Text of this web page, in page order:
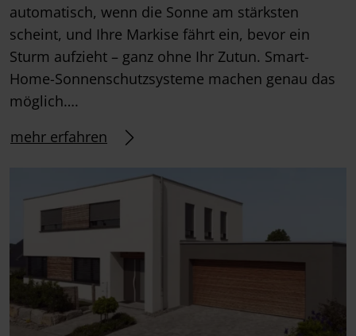
automatisch, wenn die Sonne am stärksten
scheint, und Ihre Markise fährt ein, bevor ein
Sturm aufzieht – ganz ohne Ihr Zutun. Smart-
Home-Sonnenschutzsysteme machen genau das
möglich….
mehr erfahren